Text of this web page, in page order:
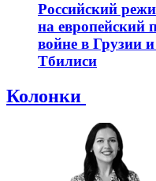
Российский
на европейский
войне в Грузии
Тбилиси
Колонки